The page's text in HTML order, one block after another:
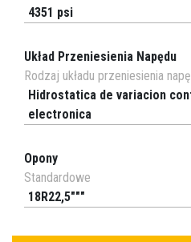
4351 psi
Układ Przeniesienia Napędu
Rodzaj układu przeniesienia
Hidrostatica de variacion
electronica
Opony
Standardowe
18R22,5"""